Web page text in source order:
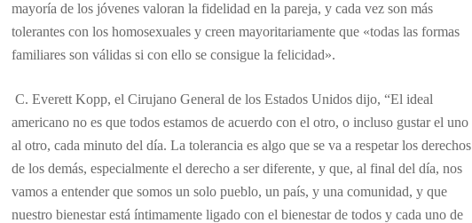
mayoría de los jóvenes valoran la fidelidad en la pareja, y cada vez son más
tolerantes con los homosexuales y creen mayoritariamente que «todas las formas
familiares son válidas si con ello se consigue la felicidad».
C. Everett Kopp, el Cirujano General de los Estados Unidos dijo, “El ideal
americano no es que todos estamos de acuerdo con el otro, o incluso gustar el uno
al otro, cada minuto del día. La tolerancia es algo que se va a respetar los derechos
de los demás, especialmente el derecho a ser diferente, y que, al final del día, nos
vamos a entender que somos un solo pueblo, un país, y una comunidad, y que
nuestro bienestar está íntimamente ligado con el bienestar de todos y cada uno de